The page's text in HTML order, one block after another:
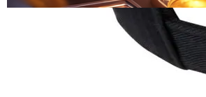
Read
ukuran